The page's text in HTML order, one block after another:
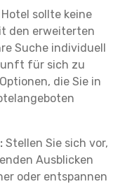
sollte keine
den erweiterten
Suche individuell
für sich zu
die Sie in
Stellen Sie sich vor,
Ausblicken
oder entspannen